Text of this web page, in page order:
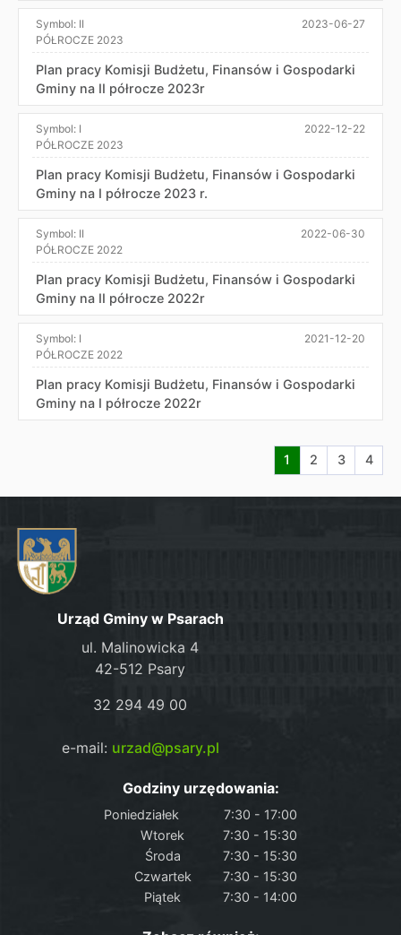
Symbol: II
PÓŁROCZE 2023
2023-06-27
Plan pracy Komisji Budżetu, Finansów i Gospodarki
Gminy na II półrocze 2023r
Symbol: I
PÓŁROCZE 2023
2022-12-22
Plan pracy Komisji Budżetu, Finansów i Gospodarki
Gminy na I półrocze 2023 r.
Symbol: II
PÓŁROCZE 2022
2022-06-30
Plan pracy Komisji Budżetu, Finansów i Gospodarki
Gminy na II półrocze 2022r
Symbol: I
PÓŁROCZE 2022
2021-12-20
Plan pracy Komisji Budżetu, Finansów i Gospodarki
Gminy na I półrocze 2022r
Aktualna strona nr
1 Przejdź do
2 Przejdź
3 4
Urząd Gminy w Psarach
ul. Malinowicka 4
42-512 Psary
32 294 49 00
e-mail: urzad@psary.pl
Godziny urzędowania:
Poniedziałek
7:30 - 17:00
Wtorek
7:30 - 15:30
Środa
7:30 - 15:30
Czwartek
7:30 - 15:30
Piątek
7:30 - 14:00